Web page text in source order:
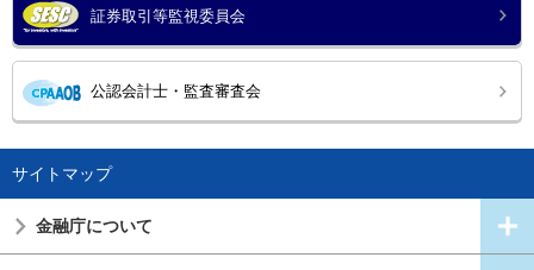
証券取引等監視委員会
公認会計士・監査審査会
サイトマップ
金融庁について